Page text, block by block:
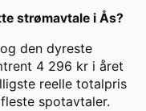
strømavtale i Ås?
den dyreste
4 296 kr i året
reelle totalpris
spotavtaler.